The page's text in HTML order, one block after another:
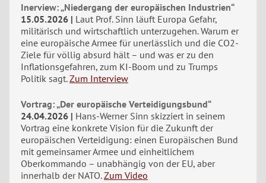
Inerview: „Niedergang der europäischen Industrien“
15.05.2026
Laut Prof. Sinn läuft Europa Gefahr,
militärisch und wirtschaftlich unterzugehen. Warum er
eine europäische Armee für unerlässlich und die CO2-
Ziele für völlig absurd hält – und was er zu den
Inflationsgefahren, zum KI-Boom und zu Trumps
Politik sagt. Zum Interview
Vortrag: „Der europäische Verteidigungsbund“
24.04.2026
Hans-Werner Sinn skizziert in seinem
Vortrag eine konkrete Vision für die Zukunft der
europäischen Verteidigung: einen Europäischen Bund
mit gemeinsamer Armee und einheitlichem
Oberkommando – unabhängig von der EU, aber
innerhalb der NATO. Zum Video